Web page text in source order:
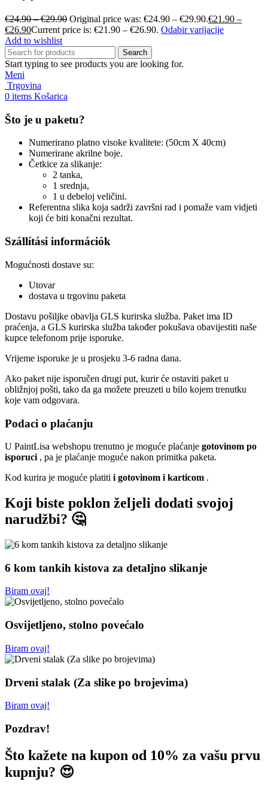
€24.90–€29.90 Original price was: €24.90 – €29.90.€21.90 –
€26.90Current price is: €21.90 – €26.90. Odabir varijacije
Add to wishlist
Search
Start typing to see products you are looking for.
Meni
Trgovina
0 items Košarica
Što je u paketu?
Numerirano platno visoke kvalitete: (50cm X 40cm)
Numerirane akrilne boje.
Četkice za slikanje:
2 tanka,
1 srednja,
1 u debeloj veličini.
Referentna slika koja sadrži završni rad i pomaže vam vidjeti
koji će biti konačni rezultat.
Szállítási információk
Mogućnosti dostave su:
Utovar
dostava u trgovinu paketa
Dostavu pošiljke obavlja GLS kurirska služba. Paket ima ID
praćenja, a GLS kurirska služba također pokušava obavijestiti naše
kupce telefonom prije isporuke.
Vrijeme isporuke je u prosjeku 3-6 radna dana.
Ako paket nije isporučen drugi put, kurir će ostaviti paket u
obližnjoj pošti, tako da ga možete preuzeti u bilo kojem trenutku
koje vam odgovara.
Podaci o plaćanju
U PaintLisa webshopu trenutno je moguće plaćanje gotovinom po
isporuci , pa je plaćanje moguće nakon primitka paketa.
Kod kurira je moguće platiti i gotovinom i karticom .
Koji biste poklon željeli dodati svojoj
narudžbi? 🤔
6 kom tankih kistova za detaljno slikanje
Biram ovaj!
Osvijetljeno, stolno povećalo
Biram ovaj!
Drveni stalak (Za slike po brojevima)
Biram ovaj!
Pozdrav!
Što kažete na kupon od 10% za vašu prvu
kupnju? 😍